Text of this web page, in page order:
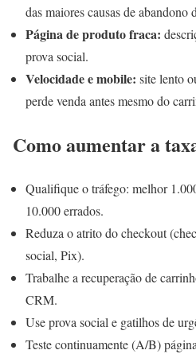
das maiores causas de abandono
Página de produto fraca:
prova social.
Velocidade e mobile: site lento
perde venda antes mesmo do
Como aumentar a
Qualifique o tráfego: melhor
10.000 errados.
Reduza o atrito do checkout
social, Pix).
Trabalhe a recuperação de
CRM.
Use prova social e gatilhos de
Teste continuamente (A/B)